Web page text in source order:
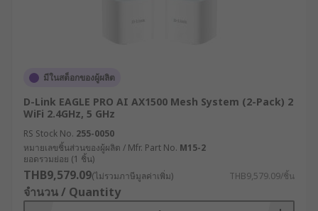
เราเตอร์ไร้สายสำหรับอุตสาหกรรมมีหลากหลาย
ประเภทที่ออกแบบมาเพื่อตอบสนองความต้องการ
เฉพาะทางที่แตกต่างกัน
เราเตอร์เซลลูลาร์ (Cellular Router) : เราเตอร์
ประเภทนี้ใช้เครือข่าย 4G/5G ในการเชื่อมต่อ
อินเทอร์เน็ต เหมาะสำหรับพื้นที่ห่างไกลหรือที่
ไม่มีโครงสร้างพื้นฐานด้านการสื่อสารแบบใช้
สาย หรือต้องการความยืดหยุ่นในการติดตั้ง
มีในสต็อกของผู้ผลิต
D-Link EAGLE PRO AI AX1500 Mesh System (2-Pack) 2
WiFi 2.4GHz, 5 GHz
RS Stock No. 255-0050
หมายเลขชิ้นส่วนของผู้ผลิต / Mfr. Part No. M15-2
ยอดรวมย่อย (1 ชิ้น)
THB9,579.09(ไม่รวมภาษีมูลค่าเพิ่ม) THB9,579.09/ชิ้น
จำนวน / Quantity